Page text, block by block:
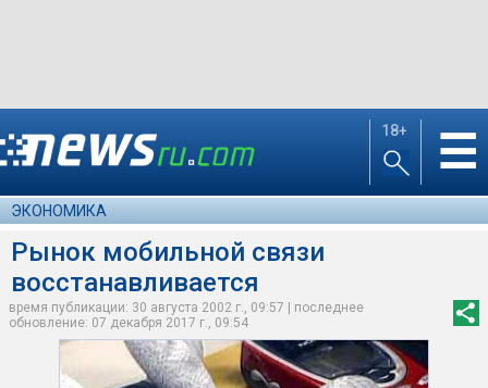
18+ ☰
ЭКОНОМИКА
Рынок мобильной связи
восстанавливается
время публикации: 30 августа 2002 г., 09:57 | последнее
обновление: 07 декабря 2017 г., 09:54